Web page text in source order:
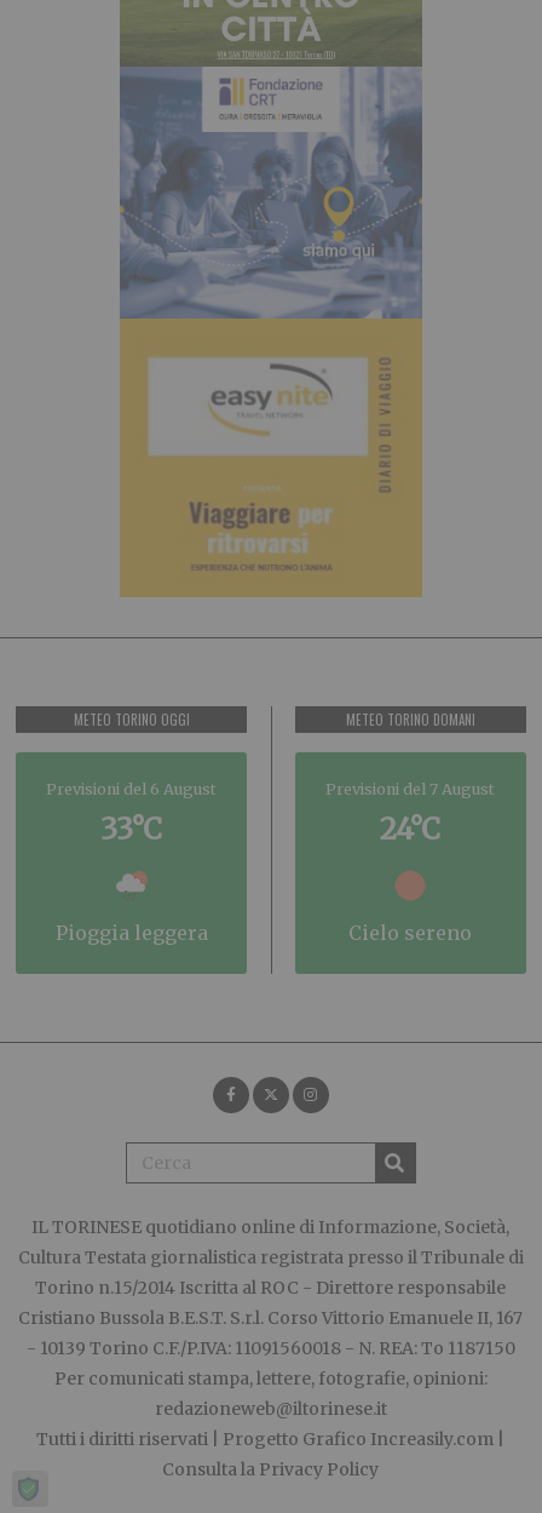
METEO TORINO OGGI
Previsioni del 6 August
33°C
pioggia leggera
METEO TORINO DOMANI
Previsioni del 7 August
24°C
cielo sereno
IL TORINESE quotidiano online di Informazione, Società,
Cultura Testata giornalistica registrata presso il Tribunale di
Torino n.15/2014 Iscritta al ROC - Direttore responsabile
Cristiano Bussola B.E.S.T. S.r.l. Corso Vittorio Emanuele II, 167
- 10139 Torino C.F./P.IVA: 11091560018 - N. REA: To 1187150
Per comunicati stampa, lettere, fotografie, opinioni:
redazioneweb@iltorinese.it
Tutti i diritti riservati | Progetto Grafico Increasily.com
Consulta la Privacy Policy